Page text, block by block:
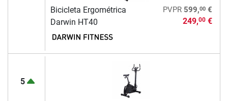
Bicicleta Ergométrica
Darwin HT40
PVPR 599,00€
249,00€
5